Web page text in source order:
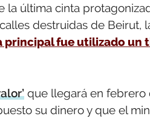
la última cinta
destruidas de Beirut,
principal fue utilizado un
que llegará en febrero
su dinero y que el